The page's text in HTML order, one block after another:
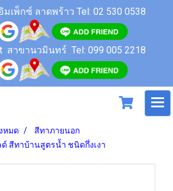
มเพ็กซ์ ลาดพร้าว Tel: 02 530 0538
สาขานวมินทร์ Tel: 099 005 2218
หมด
สีทาภายนอก
ด์ สีทาบ้านสูตรน้ำ ชนิดกึ่งเงา